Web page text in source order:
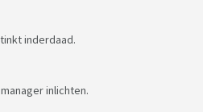
inderdaad.
inlichten.